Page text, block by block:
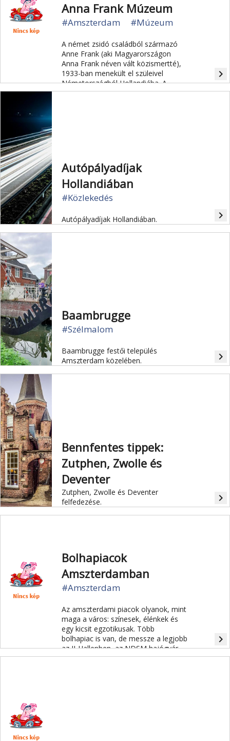
Anna Frank Múzeum
#Amszterdam #Múzeum
A német zsidó családból származó
Anne Frank (aki Magyarországon
Anna Frank néven vált közismertté),
1933-ban menekült el szüleivel
Németországból Hollandiába. A
család a náci megszállás idején egy
navigate_next
Autópályadíjak
Hollandiában
#Közlekedés
Autópályadíjak Hollandiában. navigate_next
Baambrugge
#Szélmalom
Baambrugge festői település
Amszterdam közelében.
navigate_next
Bennfentes tippek:
Zutphen, Zwolle és
Deventer
Zutphen, Zwolle és Deventer
felfedezése.
navigate_next
Bolhapiacok
Amszterdamban
#Amszterdam
Az amszterdami piacok olyanok, mint
maga a város: színesek, élénkek és
egy kicsit egzotikusak. Több
bolhapiac is van, de messze a legjobb
az IJ-Hallenben, az NDSM hajógyár
területén található.
navigate_next